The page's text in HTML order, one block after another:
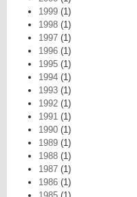
1999 (1)
1998 (1)
1997 (1)
1996 (1)
1995 (1)
1994 (1)
1993 (1)
1992 (1)
1991 (1)
1990 (1)
1989 (1)
1988 (1)
1987 (1)
1986 (1)